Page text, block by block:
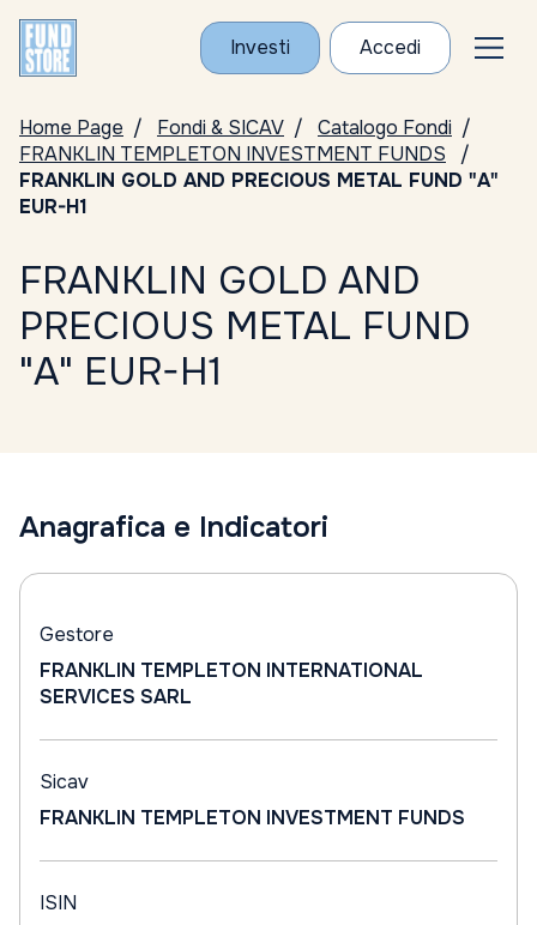
Investi Accedi
Home Page Fondi & SICAV
Catalogo Fondi
FRANKLIN TEMPLETON INVESTMENT FUNDS
FRANKLIN GOLD AND PRECIOUS METAL FUND "A"
EUR-H1
FRANKLIN GOLD AND
PRECIOUS METAL FUND
"A" EUR-H1
Anagrafica e Indicatori
Gestore
FRANKLIN TEMPLETON INTERNATIONAL
SERVICES SARL
Sicav
FRANKLIN TEMPLETON INVESTMENT FUNDS
ISIN